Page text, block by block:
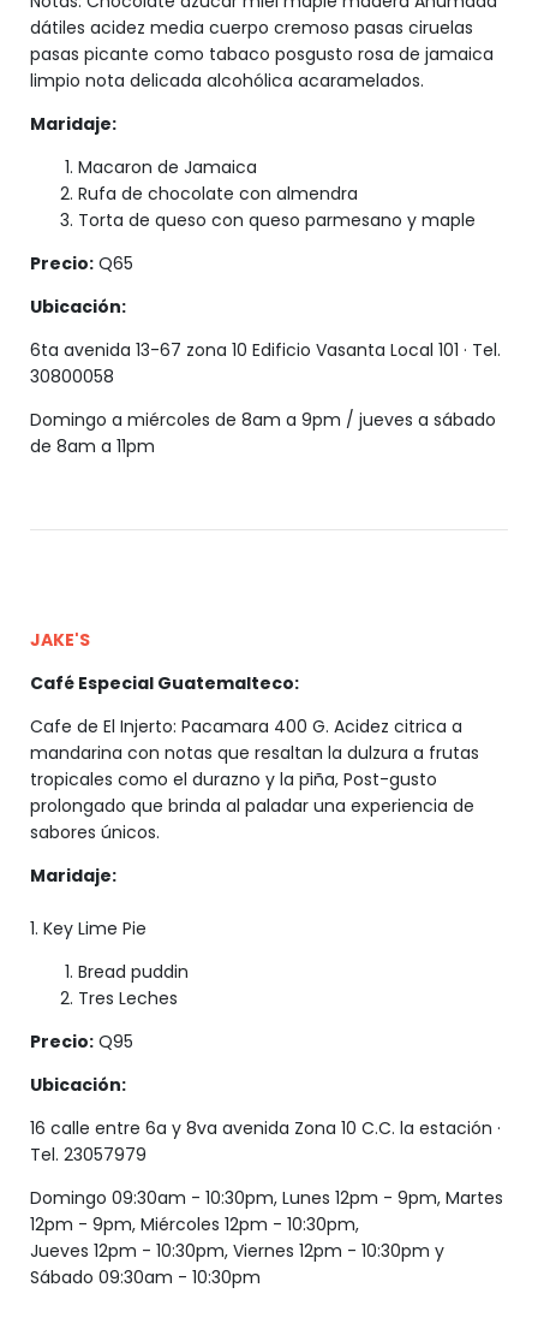
dátiles acidez media cuerpo cremoso pasas ciruelas
pasas picante como tabaco posgusto rosa de jamaica
limpio nota delicada alcohólica acaramelados.
Maridaje:
Macaron de Jamaica
Rufa de chocolate con almendra
Torta de queso con queso parmesano y maple
Precio: Q65
Ubicación:
6ta avenida 13-67 zona 10 Edificio Vasanta Local 101 · Tel.
30800058
Domingo a miércoles de 8am a 9pm / jueves a sábado
de 8am a 11pm
JAKE'S
Café Especial Guatemalteco:
Cafe de El Injerto: Pacamara 400 G. Acidez citrica a
mandarina con notas que resaltan la dulzura a frutas
tropicales como el durazno y la piña, Post-gusto
prolongado que brinda al paladar una experiencia de
sabores únicos.
Maridaje:
1. Key Lime Pie
Bread puddin
Tres Leches
Precio: Q95
Ubicación:
16 calle entre 6a y 8va avenida Zona 10 C.C. la estación ·
Tel. 23057979
Domingo 09:30am - 10:30pm, Lunes 12pm - 9pm, Martes
12pm - 9pm, Miércoles 12pm - 10:30pm,
Jueves 12pm - 10:30pm, Viernes 12pm - 10:30pm y
Sábado 09:30am - 10:30pm